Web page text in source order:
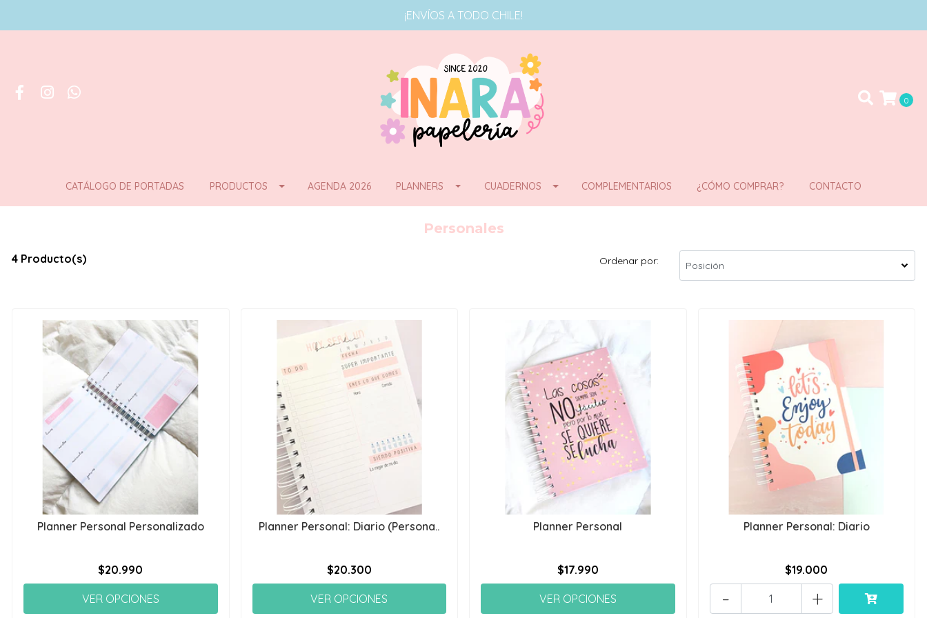
¡ENVÍOS A TODO CHILE!
0
CATÁLOGO DE PORTADAS PRODUCTOS AGENDA 2026 PLANNERS CUADERNOS COMPLEMENTARIOS ¿CÓMO COMPRAR? CONTACTO
Personales
4 Producto(s) Ordenar por:
Planner Personal Personalizado
$20.990
VER OPCIONES
Planner Personal: Diario (Persona..
$20.300
VER OPCIONES
Planner Personal
$17.990
VER OPCIONES
Planner Personal: Diario
$19.000
+
-